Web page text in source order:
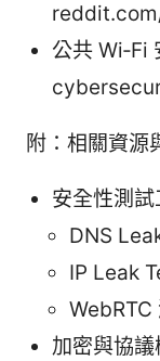
公共 Wi‑Fi
附：相關資源
安全性測試
DNS
IP Leak
加密與協議